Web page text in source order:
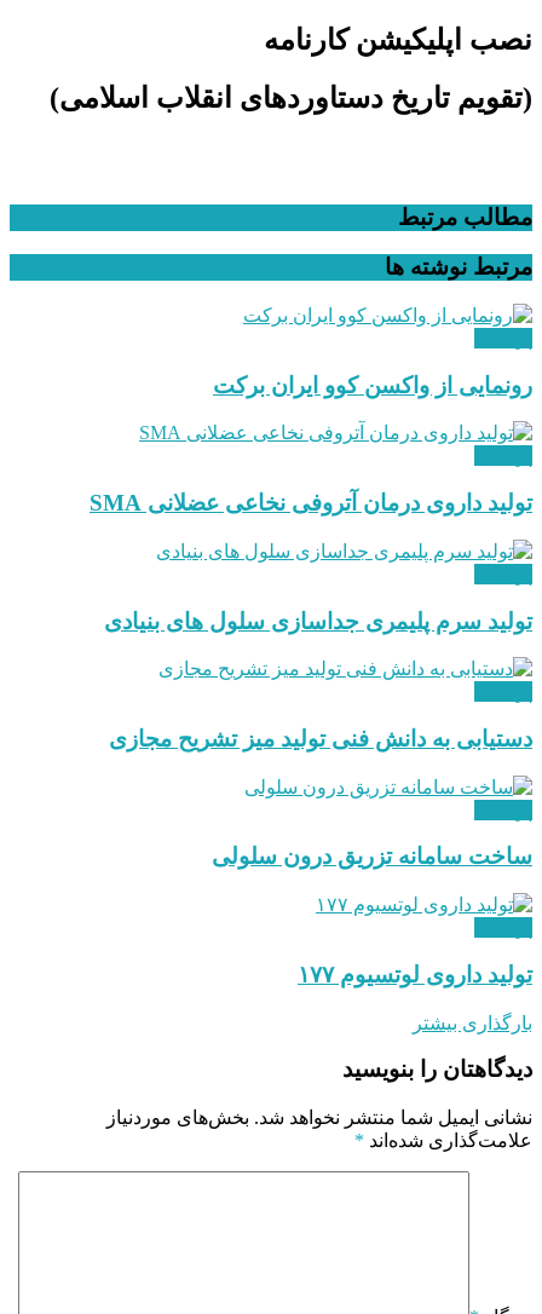
نصب اپلیکیشن کارنامه
(تقویم تاریخ دستاوردهای انقلاب اسلامی​)
مطالب مرتبط
مرتبط نوشته ها
رونمایی از واکسن کوو ایران برکت
تولید داروی درمان آتروفی نخاعی عضلانی SMA
تولید سرم پلیمری جداسازی سلول های بنیادی
دستیابی به دانش فنی تولید میز تشریح مجازی
ساخت سامانه تزریق درون سلولی
تولید داروی لوتسیوم ۱۷۷
بارگذاری بیشتر
دیدگاهتان را بنویسید
نشانی ایمیل شما منتشر نخواهد شد. بخش‌های موردنیاز
علامت‌گذاری شده‌اند *